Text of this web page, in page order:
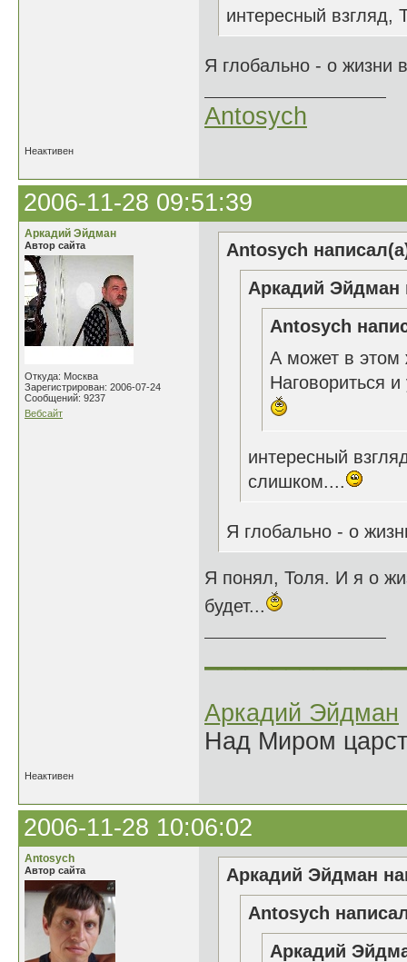
интересный взгляд,
Я глобально - о жизни
Antosych
Неактивен
2006-11-28 09:51:39
Аркадий Эйдман
Автор сайта
Откуда: Москва
Зарегистрирован: 2006-07-24
Сообщений: 9237
Вебсайт
Antosych
Аркадий Эйдман
Antosych
А может в этом
Наговориться и
интересный
слишком....
Я глобально - о
Я понял, Толя. И я о
будет...
Аркадий Эйдман
Над Миром
Неактивен
2006-11-28 10:06:02
Antosych
Автор сайта
Аркадий Эйдман
Antosych
Аркадий